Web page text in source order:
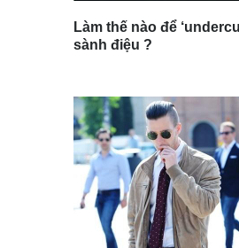
Làm thế nào để
sành điệu ?